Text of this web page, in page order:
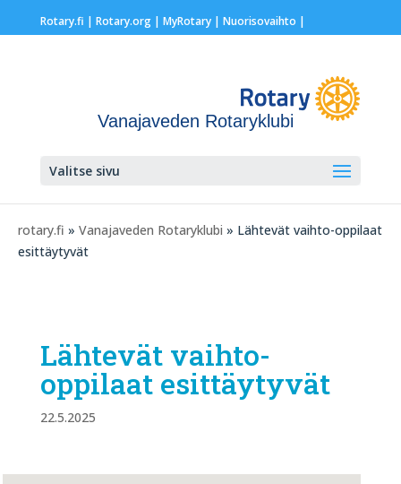
Rotary.fi | Rotary.org| MyRotary | Nuorisovaihto |
Vanajaveden Rotaryklubi
Valitse sivu
rotary.fi » Vanajaveden Rotaryklubi » Lähtevät vaihto-oppilaat
esittäytyvät
Lähtevät vaihto-
oppilaat esittäytyvät
22.5.2025